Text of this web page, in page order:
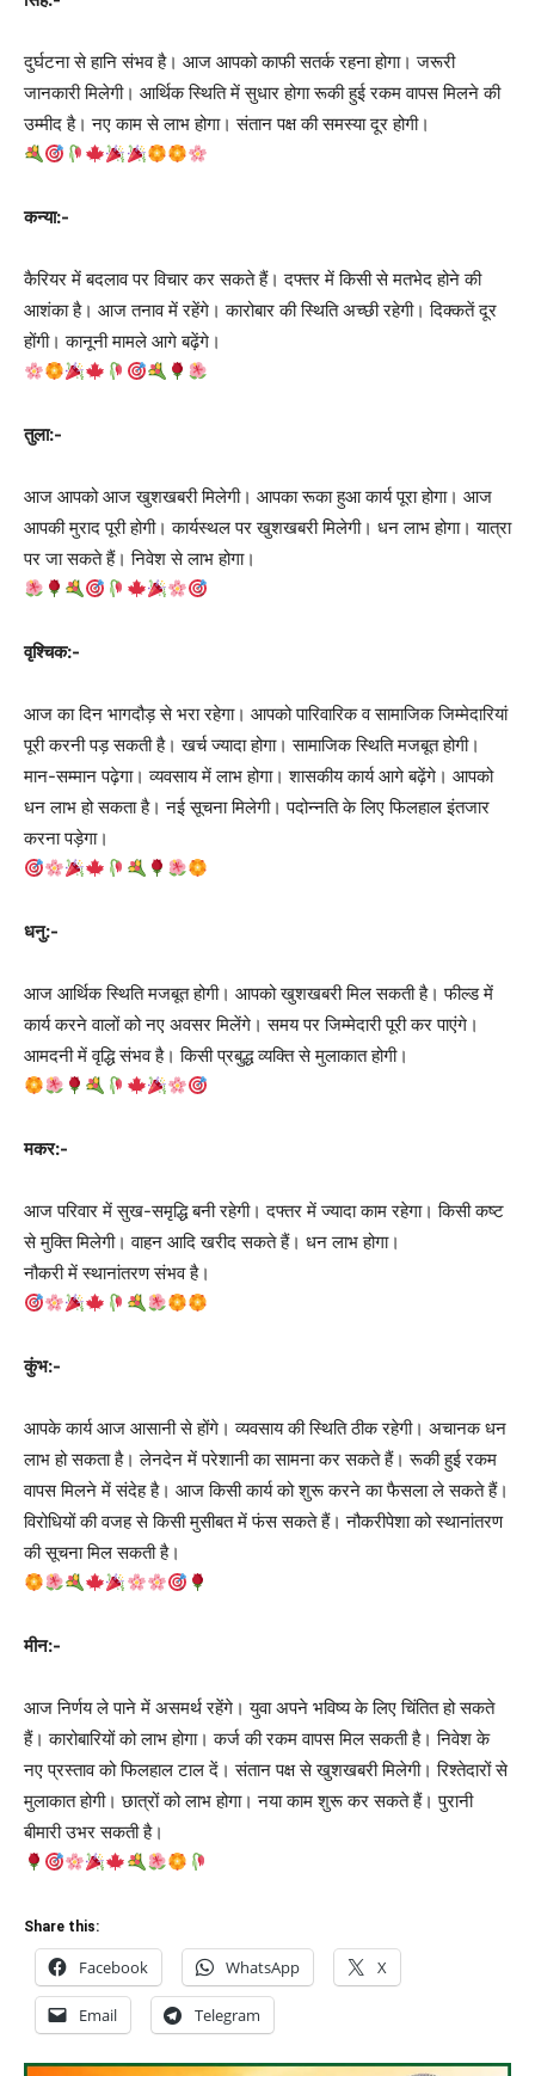
दुर्घटना से हानि संभव है। आज आपको काफी सतर्क रहना होगा। जरूरी
जानकारी मिलेगी। आर्थिक स्थिति में सुधार होगा रूकी हुई रकम वापस मिलने की
उम्मीद है। नए काम से लाभ होगा। संतान पक्ष की समस्या दूर होगी।
कन्या:-
कैरियर में बदलाव पर विचार कर सकते हैं। दफ्तर में किसी से मतभेद होने की
आशंका है। आज तनाव में रहेंगे। कारोबार की स्थिति अच्छी रहेगी। दिक्कतें दूर
होंगी। कानूनी मामले आगे बढ़ेंगे।
तुला:-
आज आपको आज खुशखबरी मिलेगी। आपका रूका हुआ कार्य पूरा होगा। आज
आपकी मुराद पूरी होगी। कार्यस्थल पर खुशखबरी मिलेगी। धन लाभ होगा। यात्रा
पर जा सकते हैं। निवेश से लाभ होगा।
वृश्चिक:-
आज का दिन भागदौड़ से भरा रहेगा। आपको पारिवारिक व सामाजिक जिम्मेदारियां
पूरी करनी पड़ सकती है। खर्च ज्यादा होगा। सामाजिक स्थिति मजबूत होगी।
मान-सम्मान पढ़ेगा। व्यवसाय में लाभ होगा। शासकीय कार्य आगे बढ़ेंगे। आपको
धन लाभ हो सकता है। नई सूचना मिलेगी। पदोन्नति के लिए फिलहाल इंतजार
करना पड़ेगा।
धनु:-
आज आर्थिक स्थिति मजबूत होगी। आपको खुशखबरी मिल सकती है। फील्ड में
कार्य करने वालों को नए अवसर मिलेंगे। समय पर जिम्मेदारी पूरी कर पाएंगे।
आमदनी में वृद्धि संभव है। किसी प्रबुद्ध व्यक्ति से मुलाकात होगी।
मकर:-
आज परिवार में सुख-समृद्धि बनी रहेगी। दफ्तर में ज्यादा काम रहेगा। किसी कष्ट
से मुक्ति मिलेगी। वाहन आदि खरीद सकते हैं। धन लाभ होगा।
नौकरी में स्थानांतरण संभव है।
कुंभ:-
आपके कार्य आज आसानी से होंगे। व्यवसाय की स्थिति ठीक रहेगी। अचानक धन
लाभ हो सकता है। लेनदेन में परेशानी का सामना कर सकते हैं। रूकी हुई रकम
वापस मिलने में संदेह है। आज किसी कार्य को शुरू करने का फैसला ले सकते हैं।
विरोधियों की वजह से किसी मुसीबत में फंस सकते हैं। नौकरीपेशा को स्थानांतरण
की सूचना मिल सकती है।
मीन:-
आज निर्णय ले पाने में असमर्थ रहेंगे। युवा अपने भविष्य के लिए चिंतित हो सकते
हैं। कारोबारियों को लाभ होगा। कर्ज की रकम वापस मिल सकती है। निवेश के
नए प्रस्ताव को फिलहाल टाल दें। संतान पक्ष से खुशखबरी मिलेगी। रिश्तेदारों से
मुलाकात होगी। छात्रों को लाभ होगा। नया काम शुरू कर सकते हैं। पुरानी
बीमारी उभर सकती है।
Share this:
Facebook WhatsApp X
Email Telegram